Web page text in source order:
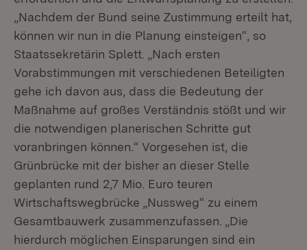
„Nachdem der Bund seine Zustimmung erteilt hat,
können wir nun in die Planung einsteigen“, so
Staatssekretärin Splett. „Nach ersten
Vorabstimmungen mit verschiedenen Beteiligten
gehe ich davon aus, dass die Bedeutung der
Maßnahme auf großes Verständnis stößt und wir
die notwendigen planerischen Schritte gut
voranbringen können.“ Vorgesehen ist, die
Grünbrücke mit der bisher an dieser Stelle
geplanten rund 2,7 Mio. Euro teuren
Wirtschaftswegbrücke „Nussweg“ zu einem
Gesamtbauwerk zusammenzufassen. „Die
hierdurch möglichen Einsparungen sind ein